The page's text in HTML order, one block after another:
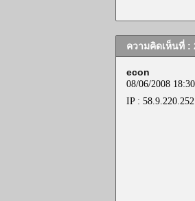
ความคิดเห็นที่ :
econ
08/06/2008
IP : 58.9.220.252